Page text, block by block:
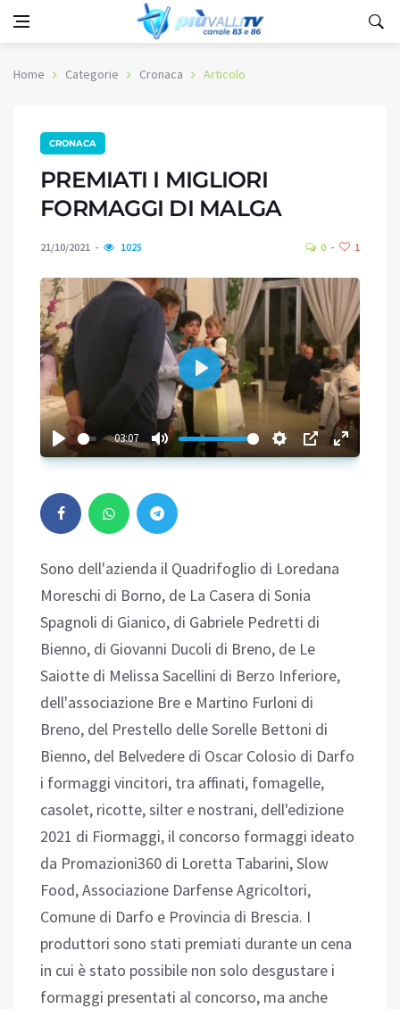
Home Categorie Cronaca Articolo
CRONACA
PREMIATI I MIGLIORI
FORMAGGI DI MALGA
21/10/2021 1025 0 1
03:07
Play
Sono dell'azienda il Quadrifoglio di Loredana
Moreschi di Borno, de La Casera di Sonia
Spagnoli di Gianico, di Gabriele Pedretti di
Bienno, di Giovanni Ducoli di Breno, de Le
Saiotte di Melissa Sacellini di Berzo Inferiore,
dell'associazione Bre e Martino Furloni di
Breno, del Prestello delle Sorelle Bettoni di
Bienno, del Belvedere di Oscar Colosio di Darfo
i formaggi vincitori, tra affinati, fomagelle,
casolet, ricotte, silter e nostrani, dell'edizione
2021 di Fiormaggi, il concorso formaggi ideato
da Promazioni360 di Loretta Tabarini, Slow
Food, Associazione Darfense Agricoltori,
Comune di Darfo e Provincia di Brescia. I
produttori sono stati premiati durante un cena
in cui è stato possibile non solo desgustare i
formaggi presentati al concorso, ma anche